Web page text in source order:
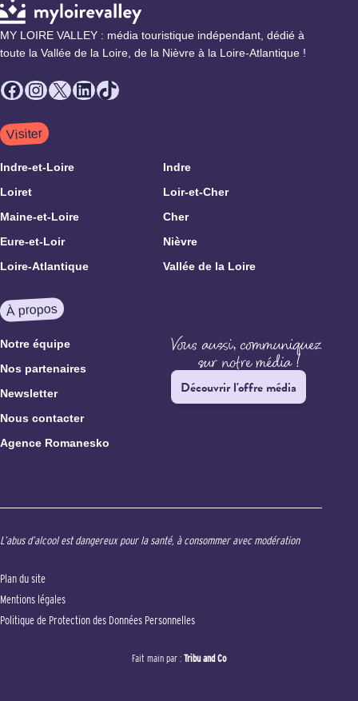
MY LOIRE VALLEY : média touristique indépendant, dédié à
toute la Vallée de la Loire, de la Nièvre à la Loire-Atlantique !
Facebook
Instagram
X LinkedIn
TikTok
Visiter
Indre-et-Loire
Indre
Loiret
Loir-et-Cher
Maine-et-Loire
Cher
Eure-et-Loir
Nièvre
Loire-Atlantique
Vallée de la Loire
À propos
Notre équipe
Nos partenaires
Newsletter
Nous contacter
Agence Romanesko
Découvrir l'offre média
L’abus d’alcool est dangereux pour la santé, à consommer avec modération
Plan du site
Mentions légales
Politique de Protection des Données Personnelles
Fait main par : Tribu and Co